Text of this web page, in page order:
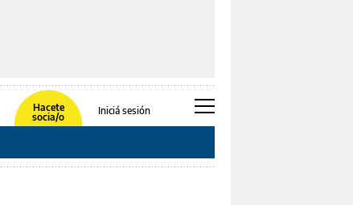
Hacete
socia/o
Iniciá sesión